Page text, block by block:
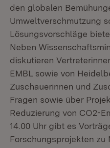
den globalen
Umweltverschmutzung
Lösungsvorschläge
Neben
diskutieren
EMBL sowie von
Zuschauerinnen und
Fragen sowie über
Reduzierung von CO2-
14.00 Uhr gibt es
Forschungsprojekten zu